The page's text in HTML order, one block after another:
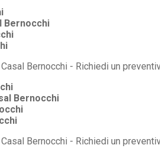
Bernocchi
Bernocchi